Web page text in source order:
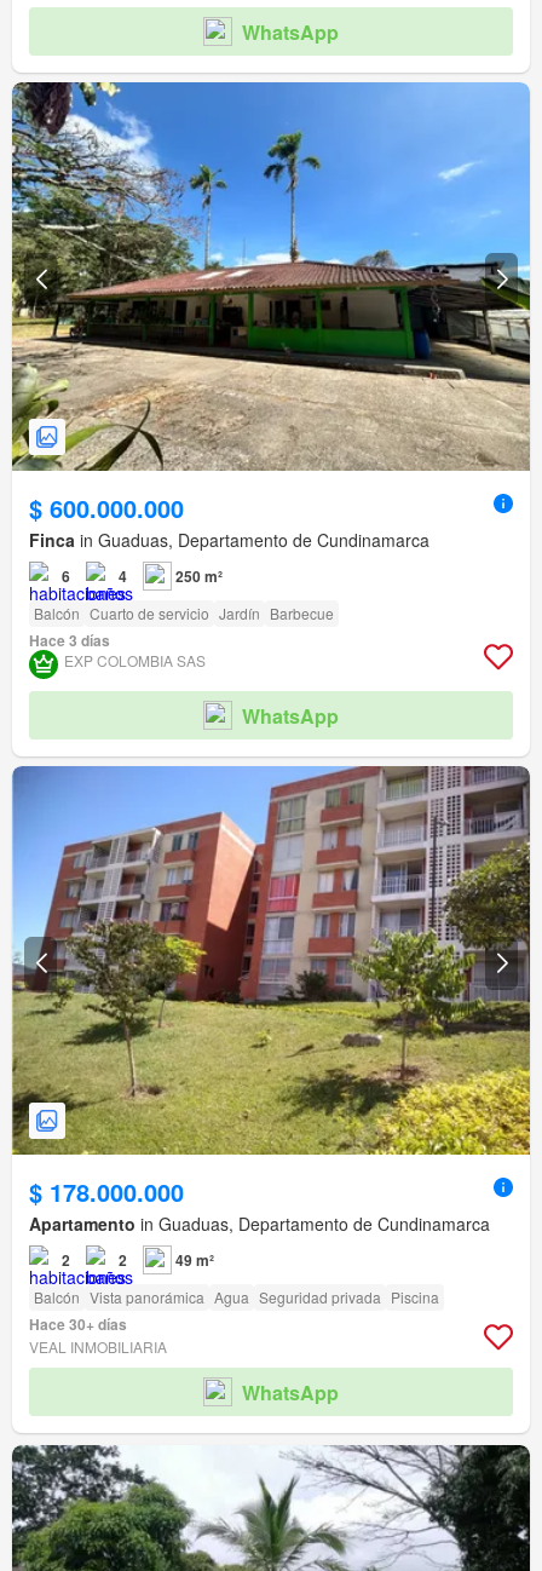
WhatsApp
$ 600.000.000
Finca in Guaduas, Departamento de Cundinamarca
6 4 250 m²
Balcón Cuarto de servicio Jardín Barbecue
Hace 3 días
EXP COLOMBIA SAS
WhatsApp
$ 178.000.000
Apartamento in Guaduas, Departamento de Cundinamarca
2 2 49 m²
Balcón Vista panorámica Agua Seguridad privada Piscina
Hace 30+ días
VEAL INMOBILIARIA
WhatsApp